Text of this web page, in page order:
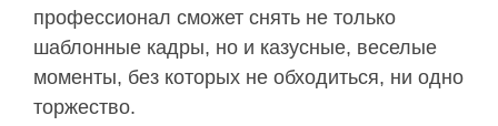
профессионал сможет снять не только
шаблонные кадры, но и казусные, веселые
моменты, без которых не обходиться, ни одно
торжество.